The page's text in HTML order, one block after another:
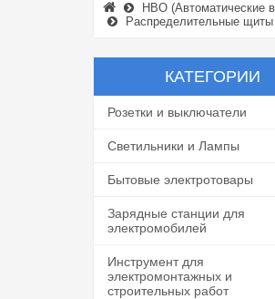
НВО (Автоматические
Распределительные
КАТЕГОРИИ
Розетки и выключатели
Светильники и Лампы
Бытовые электротовары
Зарядные станции для
электромобилей
Инструмент для
электромонтажных и
строительных работ